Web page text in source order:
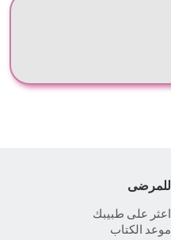
للمرضى
اعثر على طبيبك
موعد الكتاب